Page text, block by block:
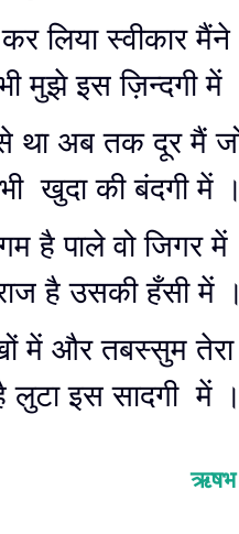
लिया स्वीकार मैंने
मुझे इस ज़िन्दगी में
था अब तक दूर मैं
भी खुदा की बंदगी में
है पाले वो जिगर में
है उसकी हँसी में
में और तबस्सुम
लुटा इस सादगी में
ऋषभ